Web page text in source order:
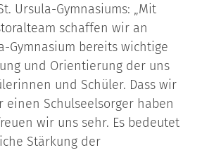
Ursula-Gymnasiums: „Mit
schaffen wir an
Gymnasium bereits wichtige
und Orientierung der uns
und Schüler. Dass wir
einen Schulseelsorger haben
wir uns sehr. Es bedeutet
Stärkung der